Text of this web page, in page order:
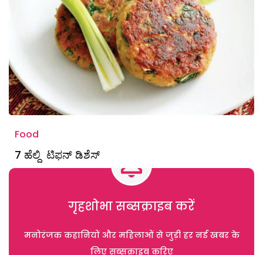
Food
7 ಹೆಲ್ದಿ ಟಿಫನ್‌ ಡಿಶೆಸ್‌
गृहशोभा सब्सक्राइब करें
मनोरंजक कहानियों और महिलाओं से जुड़ी हर नई खबर के
लिए सब्सक्राइब करिए